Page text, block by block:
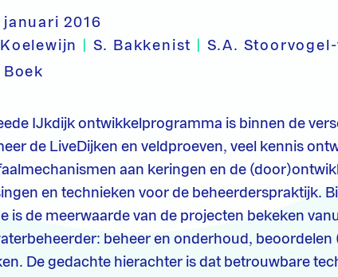
januari 2016
S. Bakkenist
S.A.
Boek
IJkdijk ontwikkelprogramma is binnen de
de LiveDijken en veldproeven, veel kennis
aan keringen en de
en technieken voor de beheerderspraktijk.
is de meerwaarde van de projecten bekeken
beheer en onderhoud, beoordelen
De gedachte hierachter is dat betrouwbare